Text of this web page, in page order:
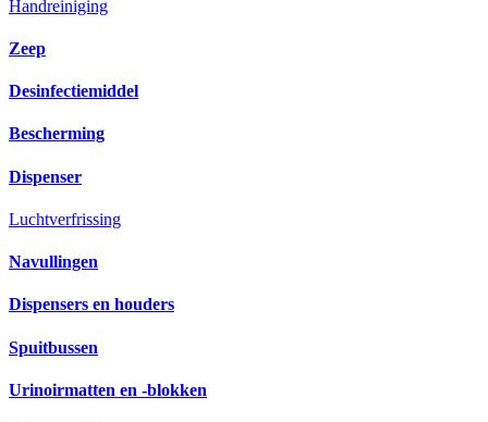
Handreiniging
Zeep
Desinfectiemiddel
Bescherming
Dispenser
Luchtverfrissing
Navullingen
Dispensers en houders
Spuitbussen
Urinoirmatten en -blokken